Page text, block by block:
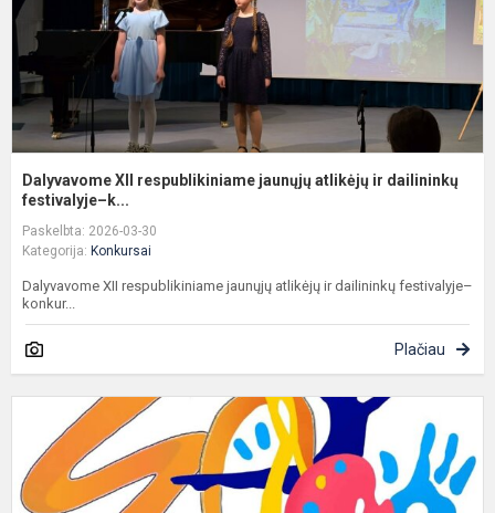
Dalyvavome XII respublikiniame jaunųjų atlikėjų ir dailininkų
festivalyje–k...
Paskelbta: 2026-03-30
Kategorija: Konkursai
Dalyvavome XII respublikiniame jaunųjų atlikėjų ir dailininkų festivalyje–
konkur...
Plačiau